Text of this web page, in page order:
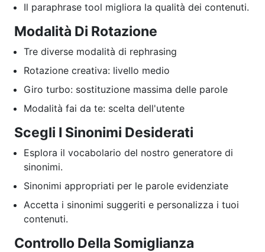
Il paraphrase tool migliora la qualità dei contenuti.
Modalità Di Rotazione
Tre diverse modalità di rephrasing
Rotazione creativa: livello medio
Giro turbo: sostituzione massima delle parole
Modalità fai da te: scelta dell'utente
Scegli I Sinonimi Desiderati
Esplora il vocabolario del nostro generatore di
sinonimi.
Sinonimi appropriati per le parole evidenziate
Accetta i sinonimi suggeriti e personalizza i tuoi
contenuti.
Controllo Della Somiglianza